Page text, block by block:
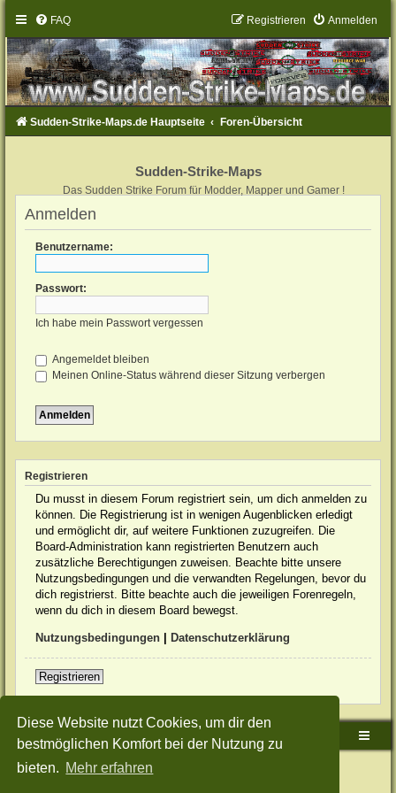
Diese Website nutzt Cookies, um dir den
bestmöglichen Komfort bei der Nutzung zu
bieten. Mehr erfahren
FAQ Anmelden
Registrieren
Sudden-Strike-Maps.de Hauptseite Foren-Übersicht
Sudden-Strike-Maps
Das Sudden Strike Forum für Modder, Mapper und Gamer !
Anmelden
Benutzername:
Passwort:
Ich habe mein Passwort vergessen
Angemeldet bleiben
Meinen Online-Status während dieser Sitzung verbergen
Registrieren
Du musst in diesem Forum registriert sein, um dich anmelden zu
können. Die Registrierung ist in wenigen Augenblicken erledigt
und ermöglicht dir, auf weitere Funktionen zuzugreifen. Die
Board-Administration kann registrierten Benutzern auch
zusätzliche Berechtigungen zuweisen. Beachte bitte unsere
Nutzungsbedingungen und die verwandten Regelungen, bevor du
dich registrierst. Bitte beachte auch die jeweiligen Forenregeln,
wenn du dich in diesem Board bewegst.
Nutzungsbedingungen Datenschutzerklärung
Registrieren
Sudden-Strike-Maps.de Hauptseite Foren-Übersicht
Powered byphpBB® Forum Software © phpBB Limited